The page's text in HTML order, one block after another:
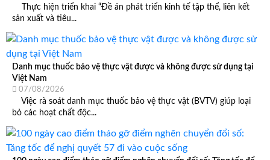
Thực hiện triển khai “Đề án phát triển kinh tế tập thể, liên kết
sản xuất và tiêu...
Danh mục thuốc bảo vệ thực vật được và không được sử dụng tại
Việt Nam
07/08/2026
Việc rà soát danh mục thuốc bảo vệ thực vật (BVTV) giúp loại
bỏ các hoạt chất độc...